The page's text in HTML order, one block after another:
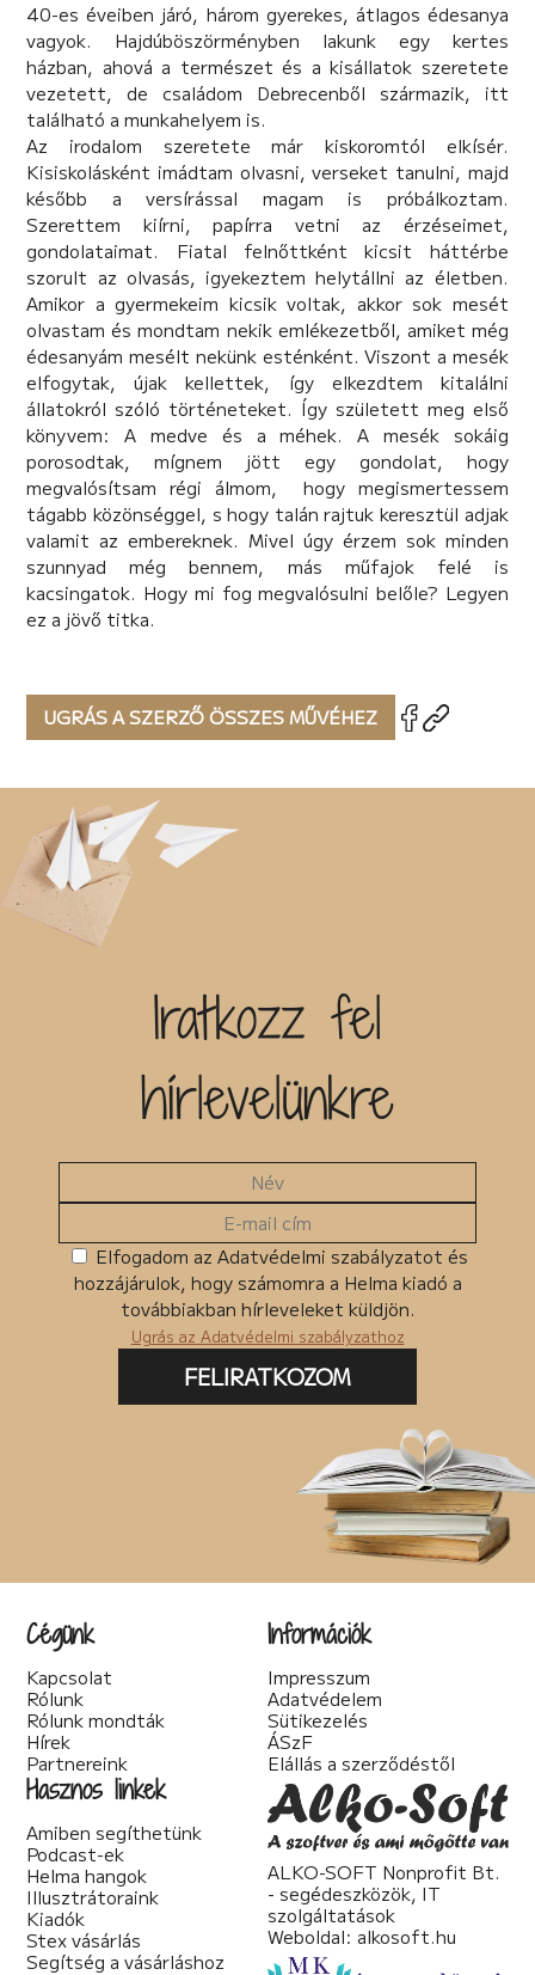
40-es éveiben járó, három gyerekes, átlagos édesanya
vagyok. Hajdúböszörményben lakunk egy kertes
házban, ahová a természet és a kisállatok szeretete
vezetett, de családom Debrecenből származik, itt
található a munkahelyem is.
Az irodalom szeretete már kiskoromtól elkísér.
Kisiskolásként imádtam olvasni, verseket tanulni, majd
később a versírással magam is próbálkoztam.
Szerettem kiírni, papírra vetni az érzéseimet,
gondolataimat. Fiatal felnőttként kicsit háttérbe
szorult az olvasás, igyekeztem helytállni az életben.
Amikor a gyermekeim kicsik voltak, akkor sok mesét
olvastam és mondtam nekik emlékezetből, amiket még
édesanyám mesélt nekünk esténként. Viszont a mesék
elfogytak, újak kellettek, így elkezdtem kitalálni
állatokról szóló történeteket. Így született meg első
könyvem: A medve és a méhek. A mesék sokáig
porosodtak, mígnem jött egy gondolat, hogy
megvalósítsam régi álmom, hogy megismertessem
tágabb közönséggel, s hogy talán rajtuk keresztül adjak
valamit az embereknek. Mivel úgy érzem sok minden
szunnyad még bennem, más műfajok felé is
kacsingatok. Hogy mi fog megvalósulni belőle? Legyen
ez a jövő titka.
UGRÁS A SZERZŐ ÖSSZES MŰVÉHEZ
Iratkozz fel
hírlevelünkre
Elfogadom az Adatvédelmi szabályzatot és
hozzájárulok, hogy számomra a Helma kiadó a
továbbiakban hírleveleket küldjön.
Ugrás az Adatvédelmi szabályzathoz
FELIRATKOZOM
Cégünk
Kapcsolat
Rólunk
Rólunk mondták
Hírek
Partnereink
Információk
Impresszum
Adatvédelem
Sütikezelés
ÁSzF
Elállás a szerződéstől
Hasznos linkek
Amiben segíthetünk
Podcast-ek
Helma hangok
Illusztrátoraink
Kiadók
Stex vásárlás
Segítség a vásárláshoz
ALKO-SOFT Nonprofit Bt.
- segédeszközök, IT
szolgáltatások
Weboldal: alkosoft.hu